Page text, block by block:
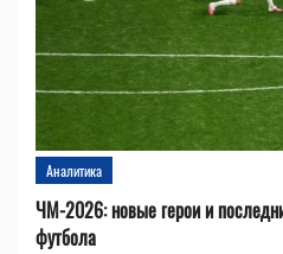
Аналитика
ЧМ-2026: новые герои и
футбола